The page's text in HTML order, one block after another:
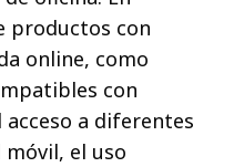
productos con
online, como
con
acceso a diferentes
el uso